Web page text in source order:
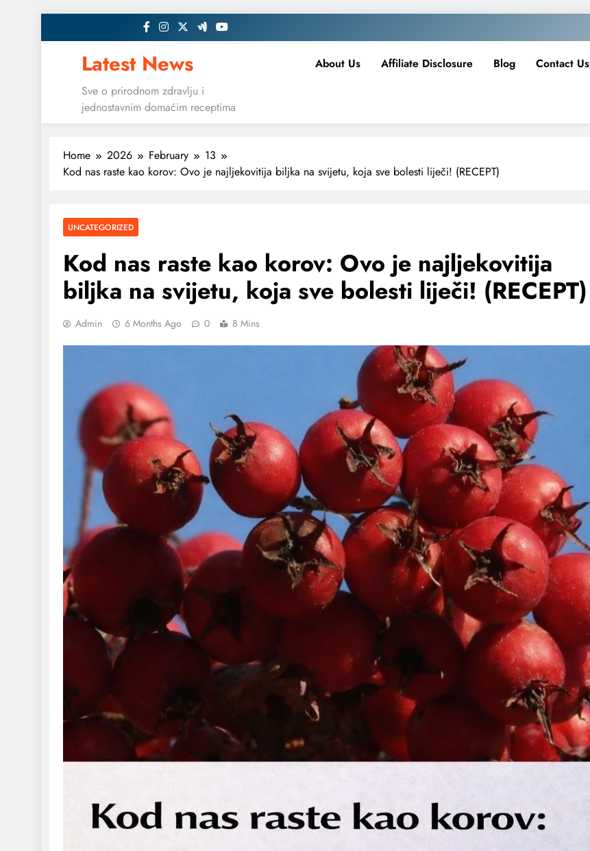
to
Latest News
Sve o prirodnom zdravlju i
jednostavnim domaćim receptima
About Us Affiliate Disclosure Blog Contact Us
Home 2026 February
13
Kod nas raste kao korov: Ovo je najljekovitija biljka na svijetu, koja sve bolesti liječi! (RECEPT)
UNCATEGORIZED
Kod nas raste kao korov: Ovo je najljekovitija
biljka na svijetu, koja sve bolesti liječi! (RECEPT)
Admin 6 Months Ago 0 8 Mins